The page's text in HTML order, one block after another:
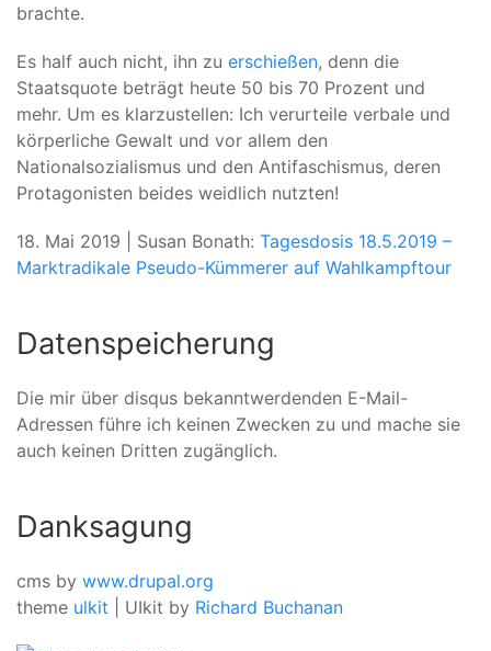
brachte.
Es half auch nicht, ihn zu erschießen, denn die
Staatsquote beträgt heute 50 bis 70 Prozent und
mehr. Um es klarzustellen: Ich verurteile verbale und
körperliche Gewalt und vor allem den
Nationalsozialismus und den Antifaschismus, deren
Protagonisten beides weidlich nutzten!
18. Mai 2019 | Susan Bonath: Tagesdosis 18.5.2019 –
Marktradikale Pseudo-Kümmerer auf Wahlkampftour
Datenspeicherung
Die mir über disqus bekanntwerdenden E-Mail-
Adressen führe ich keinen Zwecken zu und mache sie
auch keinen Dritten zugänglich.
Danksagung
cms by www.drupal.org
theme ulkit UIkit by Richard Buchanan